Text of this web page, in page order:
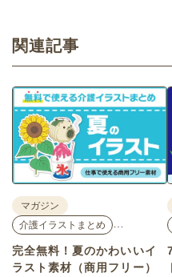
関連記事
マガジン
介護イラストまとめ
…
完全無料！夏のかわいいイ
ラスト素材（商用フリー）